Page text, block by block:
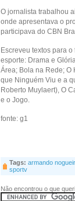
O jornalista trabalhou
onde apresentava o
participava do CBN
Escreveu textos para
esporte: Drama e
Área; Bola na Rede; O
que Ninguém Viu e a
Roberto Muylaert), O
e o Jogo.
fonte: g1
Tags: armando
sportv
Não encontrou o que